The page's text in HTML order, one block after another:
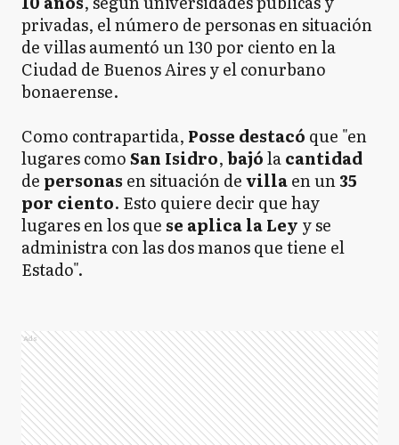
privadas, el número de personas en situación
de villas aumentó un 130 por ciento en la
Ciudad de Buenos Aires y el conurbano
bonaerense.
Como contrapartida, Posse destacó que "en
lugares comoSan Isidro,bajólacantidad
de personas en situación devillaen un35
por ciento. Esto quiere decir que hay
lugares en los que se aplica la Ley y se
administra con las dos manos que tiene el
Estado".
Ads